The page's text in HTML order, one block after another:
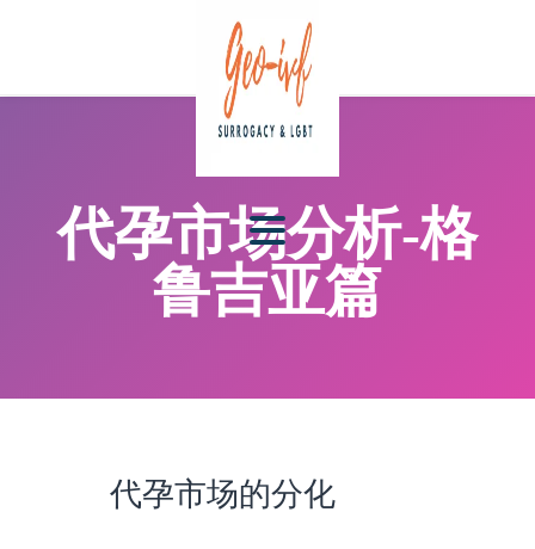
代孕市场分析-格
鲁吉亚篇
代孕市场的分化